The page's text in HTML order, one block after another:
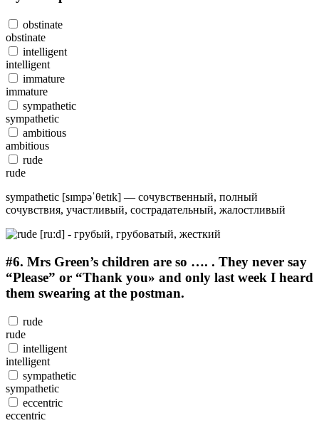
obstinate
obstinate
intelligent
intelligent
immature
immature
sympathetic
sympathetic
ambitious
ambitious
rude
rude
sympathetic [sɪmpəˈθetɪk] — сочувственный, полный
сочувствия, участливый, сострадательный, жалостливый
#6. Mrs Green’s children are so …. . They never say
“Please” or “Thank you» and only last week I heard
them swearing at the postman.
rude
rude
intelligent
intelligent
sympathetic
sympathetic
eccentric
eccentric